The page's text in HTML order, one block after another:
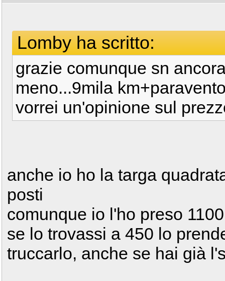
Lomby ha scritto:
grazie comunque sn
meno...9mila
vorrei un'opinione sul
anche io ho la targa
posti
comunque io l'ho preso
se lo trovassi a 450 lo
truccarlo, anche se hai già